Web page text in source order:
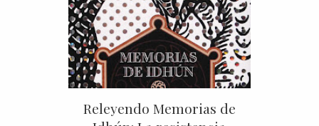
Releyendo Memorias de